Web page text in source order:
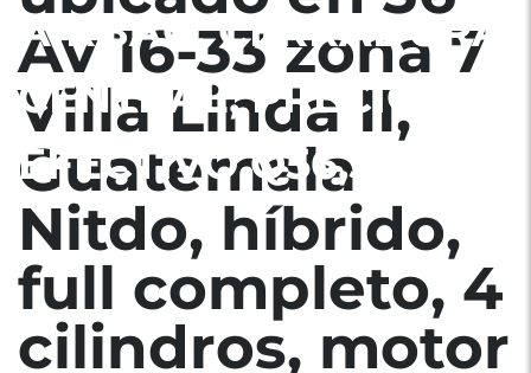
AIRBAG, CERRADURA
CENTRAL, PRECIO EN
EFECTIVO Q56,500
Av 16-33 zona 7
Villa Linda II,
Guatemala
Nitdo, híbrido,
full completo, 4
cilindros, motor